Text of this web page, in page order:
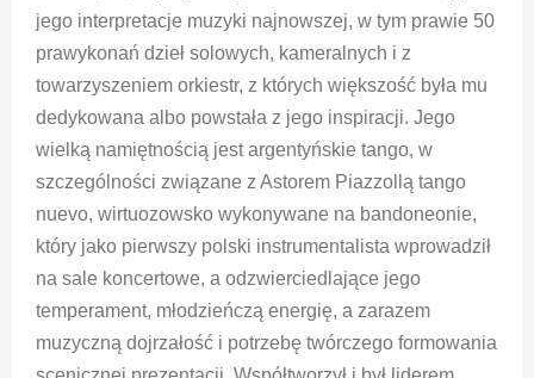
jego interpretacje muzyki najnowszej, w tym prawie 50
prawykonań dzieł solowych, kameralnych i z
towarzyszeniem orkiestr, z których większość była mu
dedykowana albo powstała z jego inspiracji. Jego
wielką namiętnością jest argentyńskie tango, w
szczególności związane z Astorem Piazzollą tango
nuevo, wirtuozowsko wykonywane na bandoneonie,
który jako pierwszy polski instrumentalista wprowadził
na sale koncertowe, a odzwierciedlające jego
temperament, młodzieńczą energię, a zarazem
muzyczną dojrzałość i potrzebę twórczego formowania